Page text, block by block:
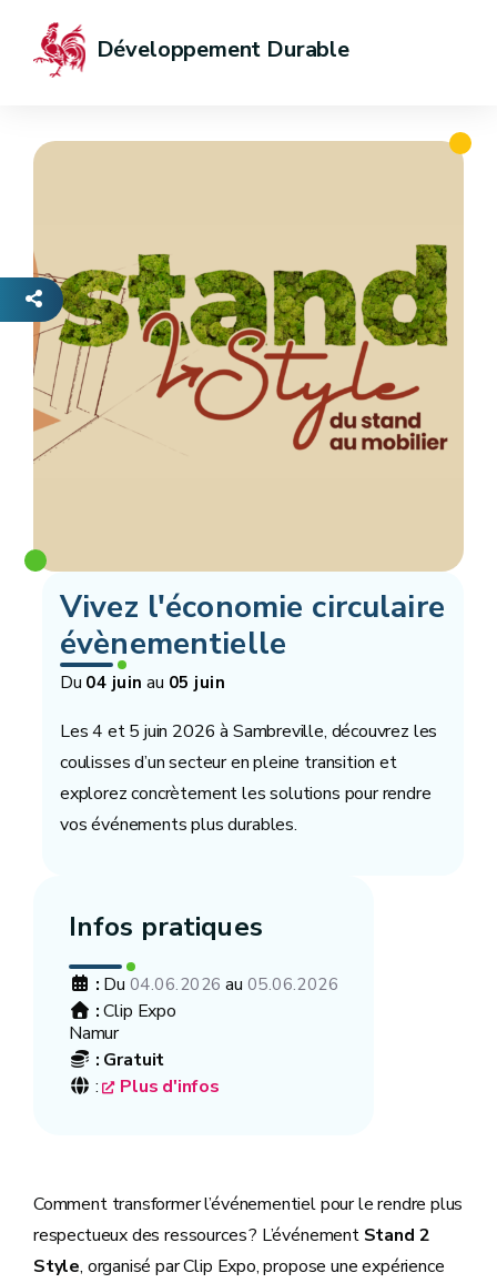
Développement Durable
Vivez l'économie circulaire
évènementielle
Du 04 juin au 05 juin
Les 4 et 5 juin 2026 à Sambreville, découvrez les
coulisses d’un secteur en pleine transition et
explorez concrètement les solutions pour rendre
vos événements plus durables.
Infos pratiques
: Du 04.06.2026 au 05.06.2026
:Clip Expo
Namur
: Gratuit
:
Plus d'infos
Comment transformer l’événementiel pour le rendre plus
respectueux des ressources ? L’événement Stand 2
Style, organisé par Clip Expo, propose une expérience